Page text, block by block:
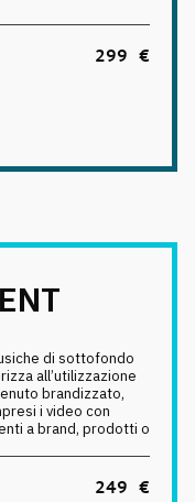
299 €
di sottofondo
all’utilizzazione
brandizzato,
i video con
a brand, prodotti o
249 €